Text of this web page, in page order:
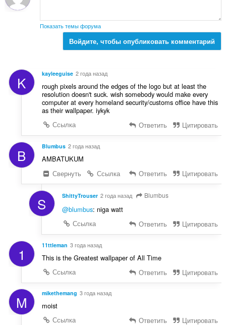
Показать темы форума
Войдите, чтобы опубликовать комментарий
K kayleeguise 2 года назад
rough pixels around the edges of the logo but at least the
resolution doesn't suck. wish somebody would make every
computer at every homeland security/customs office have this
as their wallpaper. iykyk
Ссылка
Ответить Цитировать
B Blumbus 2 года назад
AMBATUKUM
Свернуть
Ссылка Ответить Цитировать
S ShittyTrouser 2 года назад Blumbus
@blumbus: niga watt
Ссылка
Ответить Цитировать
1 11ttleman 3 года назад
This is the Greatest wallpaper of All Time
Ссылка
Ответить Цитировать
M mikethemang 3 года назад
moist
Ссылка
Ответить Цитировать